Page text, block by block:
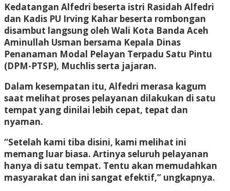
Kedatangan Alfedri beserta istri Rasidah Alfedri
dan Kadis PU Irving Kahar beserta rombongan
disambut langsung oleh Wali Kota Banda Aceh
Aminullah Usman bersama Kepala Dinas
Penanaman Modal Pelayan Terpadu Satu Pintu
(DPM-PTSP), Muchlis serta jajaran.
Dalam kesempatan itu, Alfedri merasa kagum
saat melihat proses pelayanan dilakukan di satu
tempat yang dinilai lebih cepat, tepat dan
nyaman.
“Setelah kami tiba disini, kami melihat ini
memang luar biasa. Artinya seluruh pelayanan
hanya di satu tempat. Tentu akan memudahkan
masyarakat dan ini sangat efektif,” ungkapnya.